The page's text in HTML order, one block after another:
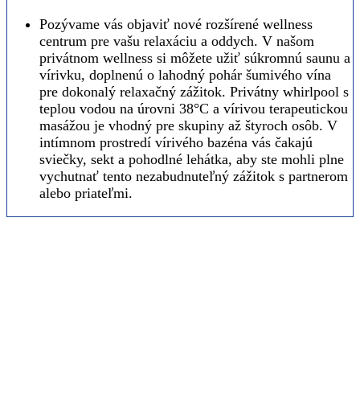
Pozývame vás objaviť nové rozšírené wellness
centrum pre vašu relaxáciu a oddych. V našom
privátnom wellness si môžete užiť súkromnú saunu a
vírivku, doplnenú o lahodný pohár šumivého vína
pre dokonalý relaxačný zážitok. Privátny whirlpool s
teplou vodou na úrovni 38°C a vírivou terapeutickou
masážou je vhodný pre skupiny až štyroch osôb. V
intímnom prostredí vírivého bazéna vás čakajú
sviečky, sekt a pohodlné lehátka, aby ste mohli plne
vychutnať tento nezabudnuteľný zážitok s partnerom
alebo priateľmi.